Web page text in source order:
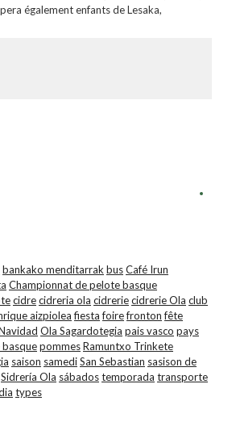
également enfants de Lesaka,
bankako menditarrakbusCafé Irun
Championnat de pelote basque
cidrecidreria ola cidreriecidrerie Ola club
aizpiolea fiesta foirefronton fête
Ola Sagardotegia pais vasco pays
pommesRamuntxo Trinkete
saison samediSan Sebastian sasison de
Sidrería Ola sábadostemporada transporte
types